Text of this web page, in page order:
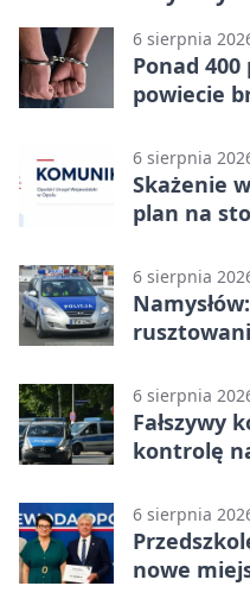
6 sierpnia
Ponad
powiecie
6 sierpnia
Skażenie
plan na
6 sierpnia
6 sierpnia
Fałszywy
kontrolę
6 sierpnia
nowe